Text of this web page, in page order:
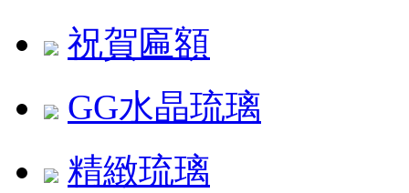
祝賀匾額
GG水晶琉璃
精緻琉璃